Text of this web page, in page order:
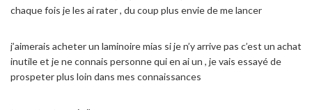
chaque fois je les ai rater , du coup plus envie de me lancer
j’aimerais acheter un laminoire mias si je n’y arrive pas c’est un achat
inutile et je ne connais personne qui en ai un , je vais essayé de
prospeter plus loin dans mes connaissances